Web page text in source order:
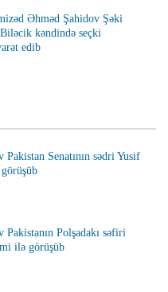
Əhməd Şahidov Şəki
kəndində seçki
edib
Senatının sədri Yusif
Polşadakı səfiri
ilə görüşüb